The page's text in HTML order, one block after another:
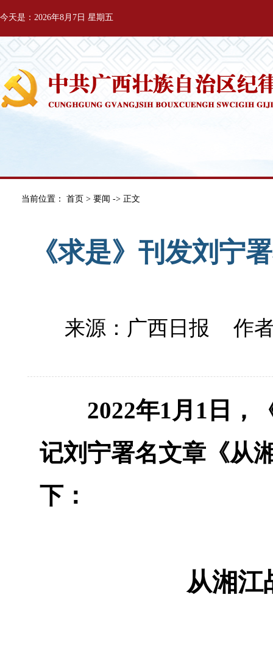
今天是：2026年8月7日 星期五
当前位置： 首页 > 要闻 -> 正文
《求是》刊发刘宁
来源：广西日报 作
2022年1月1日，《
记刘宁署名文章《从
下：
从湘江